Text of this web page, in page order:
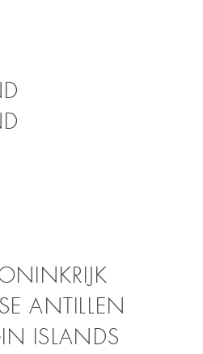
ANTILLEN
ISLANDS